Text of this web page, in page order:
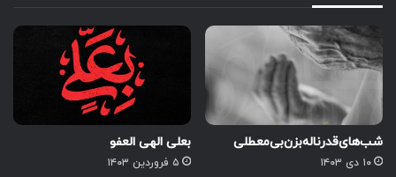
شب‌های‌قدر‌ناله‌بزن‌بی‌معطلی
۱۰ دی ۱۴۰۳
بعلی الهی العفو
۵ فروردین ۱۴۰۳